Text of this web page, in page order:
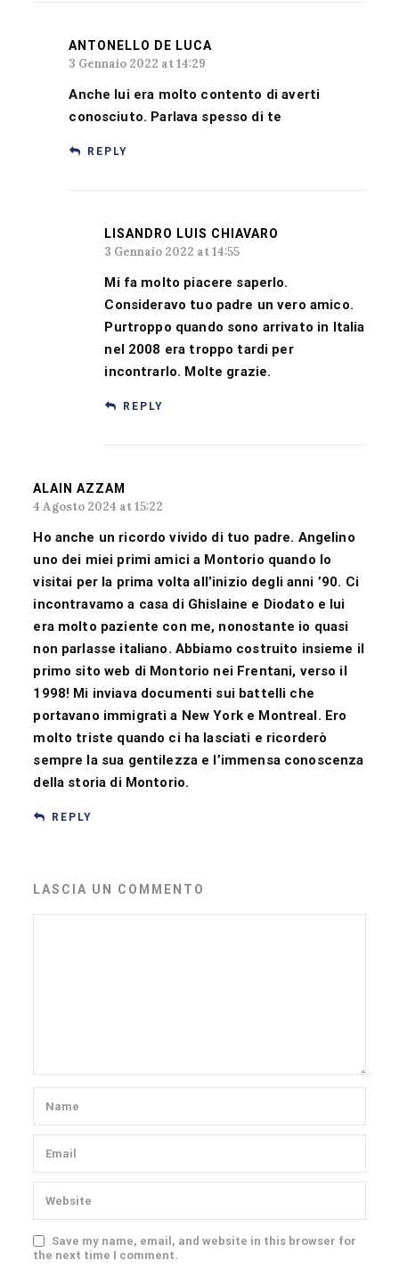
ANTONELLO DE LUCA
3 Gennaio 2022 at 14:29
Anche lui era molto contento di averti
conosciuto. Parlava spesso di te
REPLY
LISANDRO LUIS CHIAVARO
3 Gennaio 2022 at 14:55
Mi fa molto piacere saperlo.
Consideravo tuo padre un vero amico.
Purtroppo quando sono arrivato in Italia
nel 2008 era troppo tardi per
incontrarlo. Molte grazie.
REPLY
ALAIN AZZAM
4 Agosto 2024 at 15:22
Ho anche un ricordo vivido di tuo padre. Angelino
uno dei miei primi amici a Montorio quando lo
visitai per la prima volta all’inizio degli anni ’90. Ci
incontravamo a casa di Ghislaine e Diodato e lui
era molto paziente con me, nonostante io quasi
non parlasse italiano. Abbiamo costruito insieme il
primo sito web di Montorio nei Frentani, verso il
1998! Mi inviava documenti sui battelli che
portavano immigrati a New York e Montreal. Ero
molto triste quando ci ha lasciati e ricorderò
sempre la sua gentilezza e l’immensa conoscenza
della storia di Montorio.
REPLY
LASCIA UN COMMENTO
Save my name, email, and website in this browser for
the next time I comment.